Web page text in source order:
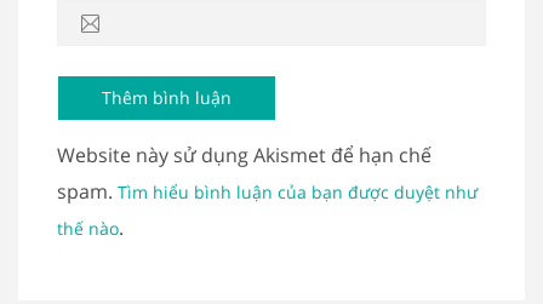
Website này sử dụng Akismet để hạn chế
spam. Tìm hiểu bình luận của bạn được duyệt như
thế nào.